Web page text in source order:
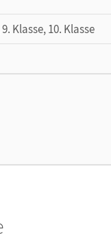
Klasse, 10. Klasse